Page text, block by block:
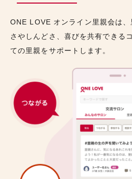
ONE LOVE オンライン里親会は
さやしんどさ、喜びを共有できる
ての里親をサポートします。